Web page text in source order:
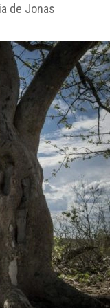
de Jonas